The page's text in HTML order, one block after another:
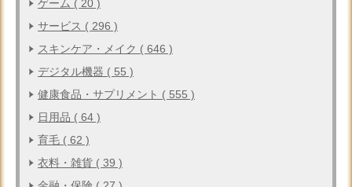
ゲーム ( 20 )
サービス ( 296 )
スキンケア・メイク ( 646 )
デジタル機器 ( 55 )
健康食品・サプリメント ( 555 )
日用品 ( 64 )
育毛 ( 62 )
衣料・雑貨 ( 39 )